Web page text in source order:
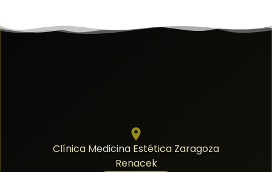
Clínica Medicina Estética Zaragoza
Renacek